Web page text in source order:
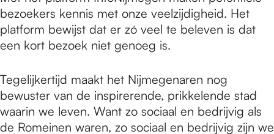
m
e
p
bezoekers kennis met onze veelzijdigheid. Het
platform bewijst dat er zó veel te beleven is dat
een kort bezoek niet genoeg is.
Tegelijkertijd maakt het Nijmegenaren nog
bewuster van de inspirerende, prikkelende stad
waarin we leven. Want zo sociaal en bedrijvig als
de Romeinen waren, zo sociaal en bedrijvig zijn we